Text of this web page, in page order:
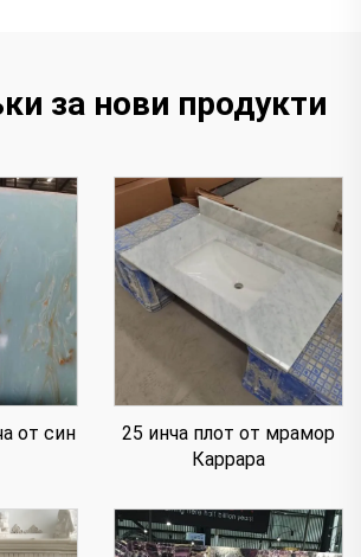
за нови продукти
от син
25 инча плот от мрамор
Каррара